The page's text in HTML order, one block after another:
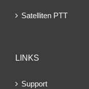
Satelliten PTT
LINKS
Support